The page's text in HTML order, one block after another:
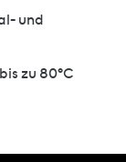
und
zu 80°C